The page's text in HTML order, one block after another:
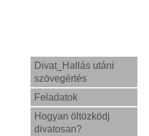
Divat_Hallás utáni
szövegértés
Feladatok
Hogyan öltözködj
divatosan?